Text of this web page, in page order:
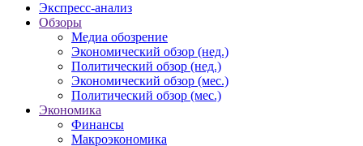
Экспресс-анализ
Обзоры
Медиа обозрение
Экономический обзор (нед.)
Политический обзор (нед.)
Экономический обзор (мес.)
Политический обзор (мес.)
Экономика
Финансы
Макроэкономика